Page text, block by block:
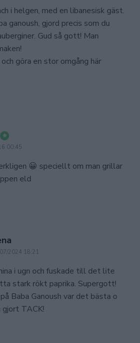
i helgen, med en libanesisk gäst.
ganoush, gjord precis som du
Gud så gott! Man
göra en stor omgång här
says:
00:45
😀 speciellt om man grillar
eld
2024 18:21
i ugn och fuskade till det lite
stark rökt paprika. Supergott!
Baba Ganoush var det bästa o
TACK!